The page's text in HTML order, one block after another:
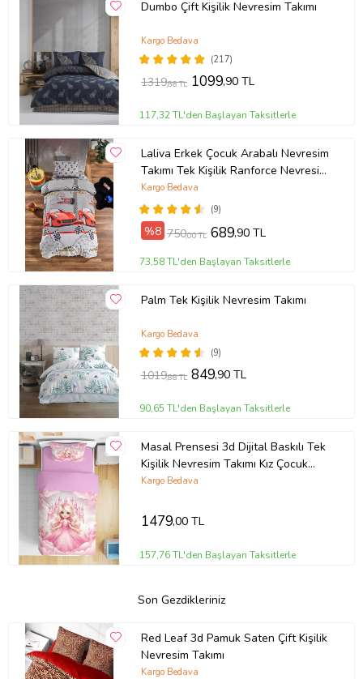
Dumbo Çift Kişilik Nevresim Takımı
(217)
Kargo Bedava
1319,88 TL 1099,90 TL
117,32 TL'den Başlayan Taksitlerle
Laliva Erkek Çocuk Arabalı Nevresim
Takımı Tek Kişilik Ranforce Nevresim
Takımı
(9)
Kargo Bedava
%8 750,00 TL 689,90 TL
73,58 TL'den Başlayan Taksitlerle
Palm Tek Kişilik Nevresim Takımı
(9)
Kargo Bedava
1019,88 TL 849,90 TL
90,65 TL'den Başlayan Taksitlerle
Masal Prensesi 3d Dijital Baskılı Tek
Kişilik Nevresim Takımı Kız Çocuk
Genç Odası (Pudra Pembe)
Kargo Bedava
1479,00 TL
157,76 TL'den Başlayan Taksitlerle
Son Gezdikleriniz
Red Leaf 3d Pamuk Saten Çift Kişilik
Nevresim Takımı
Kargo Bedava